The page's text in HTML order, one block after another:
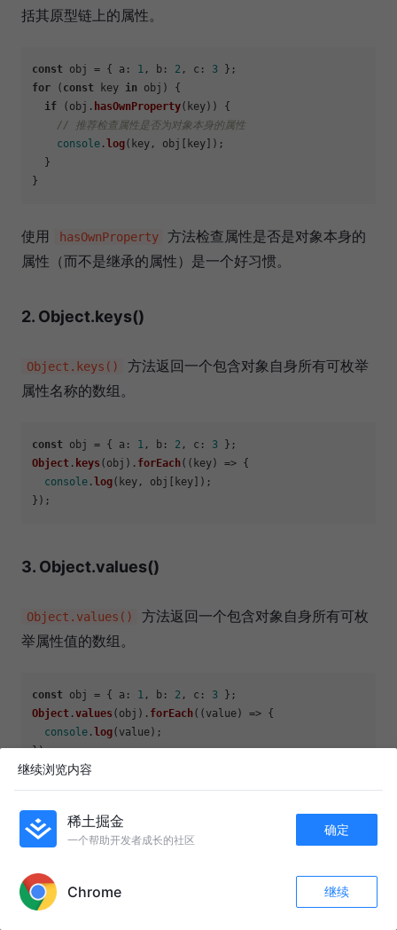
括其原型链上的属性。
const obj = { a : 1 , b : 2 , c : 3
for ( const key in obj) {
if (obj. hasOwnProperty(key)) {
// 推荐检查属性是否为对象本身的属性
console .log(key, obj[key]);
  }
使用 hasOwnProperty
方法检查属性是否是对象本身的
属性（而不是继承的属性）是一个好习惯。
2. Object.keys()
Object.keys()
方法返回一个包含对象自身所有可枚举
属性名称的数组。
const obj = { a : 1 , b : 2 , c : 3
Object . keys (obj). forEach( ( key) => {
console .log(key, obj[key]);
3. Object.values()
Object.values()
方法返回一个包含对象自身所有可枚
举属性值的数组。
const obj = { a : 1 , b : 2 , c : 3
Object .values (obj). forEach( ( value) => {
console .log(value);
4.Object.entries()
属性的键值对数组。
68
继续浏览内容
稀土掘金
一个帮助开发者成长的社区
确定
Chrome 继续